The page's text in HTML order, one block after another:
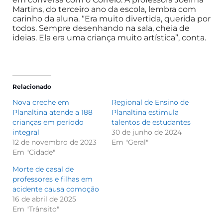
Martins, do terceiro ano da escola, lembra com
carinho da aluna. “Era muito divertida, querida por
todos. Sempre desenhando na sala, cheia de
ideias. Ela era uma criança muito artística”, conta.
Relacionado
Nova creche em
Planaltina atende a 188
crianças em período
integral
12 de novembro de 2023
Em "Cidade"
Regional de Ensino de
Planaltina estimula
talentos de estudantes
30 de junho de 2024
Em "Geral"
Morte de casal de
professores e filhas em
acidente causa comoção
16 de abril de 2025
Em "Trânsito"